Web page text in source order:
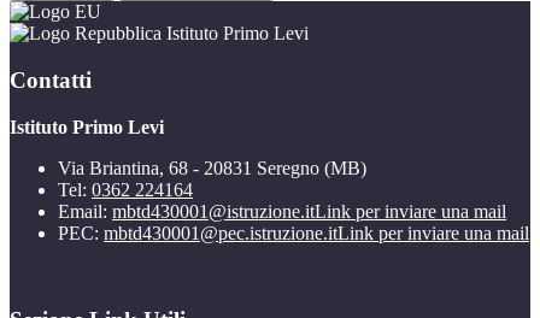
Istituto Primo Levi
Contatti
Istituto Primo Levi
Via Briantina, 68 - 20831 Seregno (MB)
Tel: 0362 224164
Email: mbtd430001@istruzione.itLink per inviare una mail
PEC: mbtd430001@pec.istruzione.itLink per inviare una mail